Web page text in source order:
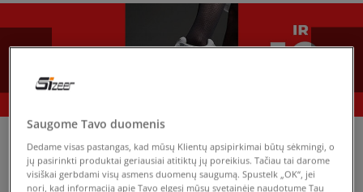
SIZEER PUMA CALI STAR
Saugome Tavo duomenis
Dedame visas pastangas, kad mūsų Klientų apsipirkimai būtų sėkmingi, o
jų pasirinkti produktai geriausiai atitiktų jų poreikius. Tačiau tai darome
visiškai gerbdami visų asmens duomenų saugumą. Spustelk „OK“, jei
nori, kad informaciją apie Tavo elgesį mūsų svetainėje naudotume Tau